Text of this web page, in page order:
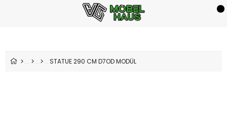
STATUE 290 CM D7OD MODÜL